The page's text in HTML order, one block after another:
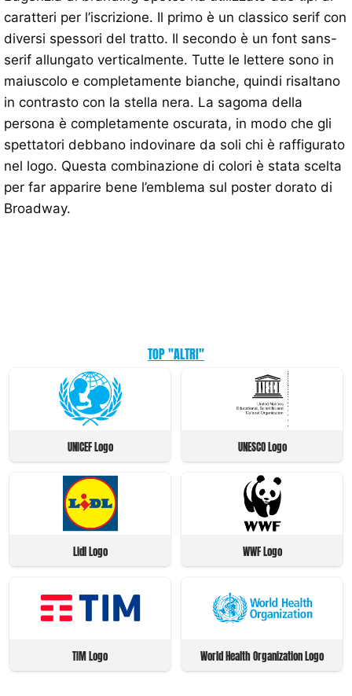
caratteri per l’iscrizione. Il primo è un classico serif con
diversi spessori del tratto. Il secondo è un font sans-
serif allungato verticalmente. Tutte le lettere sono in
maiuscolo e completamente bianche, quindi risaltano
in contrasto con la stella nera. La sagoma della
persona è completamente oscurata, in modo che gli
spettatori debbano indovinare da soli chi è raffigurato
nel logo. Questa combinazione di colori è stata scelta
per far apparire bene l’emblema sul poster dorato di
Broadway.
TOP "ALTRI"
UNICEF Logo UNESCO Logo
Lidl Logo WWF Logo
TIM Logo World Health Organization Logo